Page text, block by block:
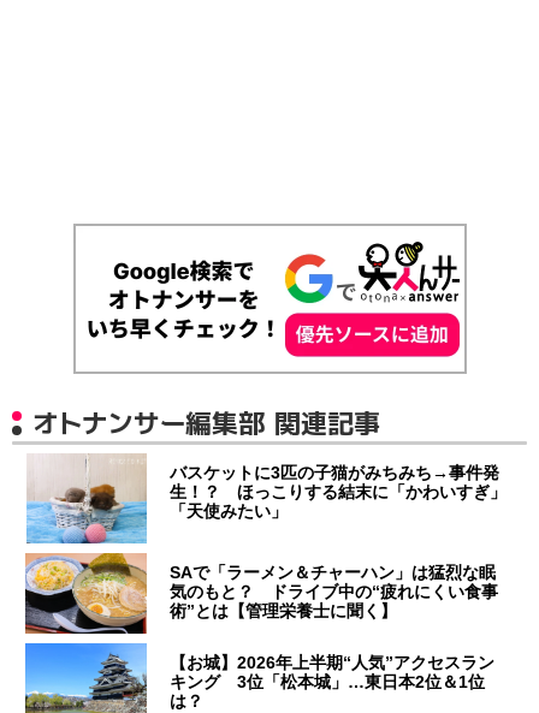
オトナンサー編集部 関連記事
バスケットに3匹の子猫がみちみち→事件発
生！？ ほっこりする結末に「かわいすぎ」
「天使みたい」
SAで「ラーメン＆チャーハン」は猛烈な眠
気のもと？ ドライブ中の“疲れにくい食事
術”とは【管理栄養士に聞く】
【お城】2026年上半期“人気”アクセスラン
キング 3位「松本城」…東日本2位＆1位
は？